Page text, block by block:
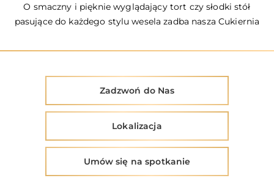
O smaczny i pięknie wyglądający tort czy słodki stół
pasujące do każdego stylu wesela zadba nasza Cukiernia
Zadzwoń do Nas
Lokalizacja
Umów się na spotkanie